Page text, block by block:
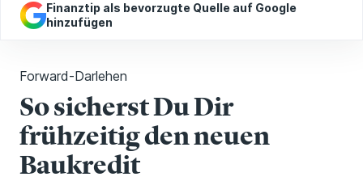
Finanztip als bevorzugte Quelle auf Google
hinzufügen
Forward-Darlehen
So sicherst Du Dir
frühzeitig den neuen
Baukredit